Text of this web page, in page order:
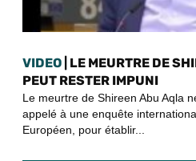
VIDEO | LE MEURTRE DE
PEUT RESTER IMPUNI
Le meurtre de Shireen Abu Aqla
appelé à une enquête
Européen, pour établir...